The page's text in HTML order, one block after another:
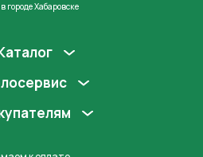
городе Хабаровске